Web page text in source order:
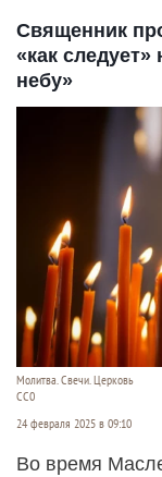
Священник
«как
небу»
Молитва. Свечи. Церковь
СС0
24 февраля 2025 в 09:10
Во время